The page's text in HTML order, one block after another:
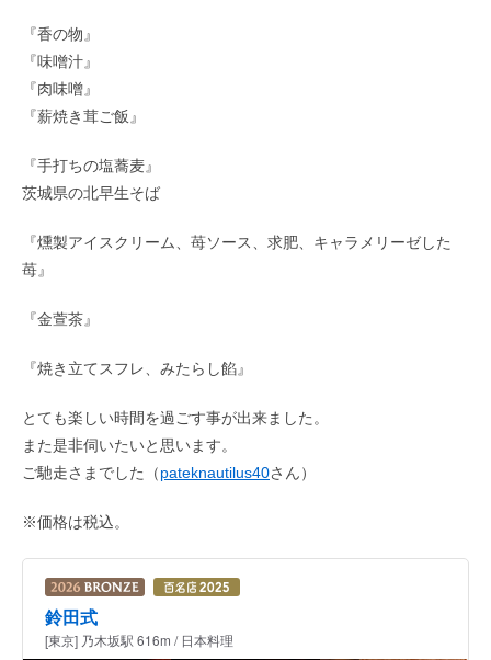
『香の物』
『味噌汁』
『肉味噌』
『薪焼き茸ご飯』
『手打ちの塩蕎麦』
茨城県の北早生そば
『燻製アイスクリーム、苺ソース、求肥、キャラメリーゼした
苺』
『金萱茶』
『焼き立てスフレ、みたらし餡』
とても楽しい時間を過ごす事が出来ました。
また是非伺いたいと思います。
ご馳走さまでした（pateknautilus40さん）
※価格は税込。
鈴田式
[東京] 乃木坂駅 616m / 日本料理